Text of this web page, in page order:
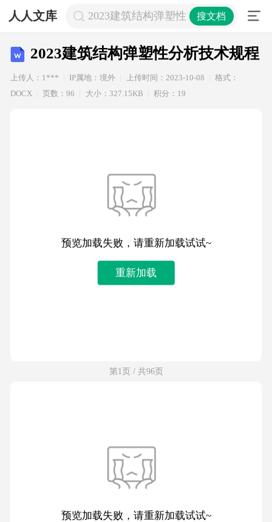
人人文库 2023建筑结构弹塑性分析技术规程
搜文档
2023建筑结构弹塑性分析技术规程
上传人：1*** IP属地：境外 上传时间：2023-10-08
格式：
DOCX
页数：96 大小：327.15KB 积分：19
预览加载失败，请重新加载试试~
重新加载
第1页 / 共96页
预览加载失败，请重新加载试试~